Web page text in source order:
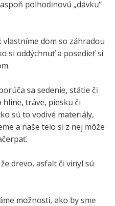
polhodinovú „dávku“
dom so záhradou
si oddýchnuť a posedieť si
sa sedenie, státie či
tráve, piesku či
sú to vodivé materiály,
a naše telo si z nej môže
drevo, asfalt či vinyl sú
možnosti, ako by sme